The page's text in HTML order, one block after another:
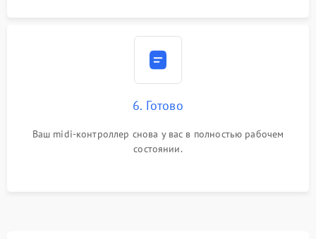
6. Готово
Ваш midi-контроллер снова у вас в полностью рабочем
состоянии.